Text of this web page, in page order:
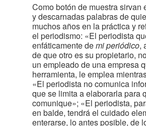
Como botón de muestra sirvan
y descarnadas palabras de
muchos años en la práctica y
el periodismo: «El periodista
enfáticamente demi periódico,
de que otro es su propietario,
un empleado de una empresa
herramienta, le emplea
«El periodista no comunica
que se limita a elaborarla para
comunique»; «El periodista,
en balde, tendrá el cuidado
enterarse, lo antes posible, de